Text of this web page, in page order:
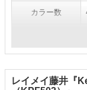
カラー数
レイメイ藤井『